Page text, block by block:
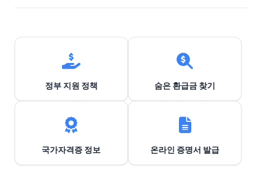
정부 지원 정책 숨은 환급금 찾기
국가자격증 정보 온라인 증명서 발급